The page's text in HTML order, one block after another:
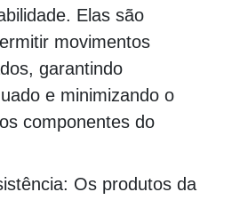
Elas são
movimentos
garantindo
e minimizando o
componentes do
Os produtos da